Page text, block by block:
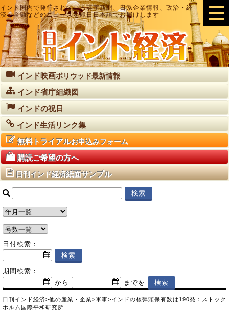
インド国内で発行されている英字新聞、日系企業情報、政治・経
済・金融などのニュースを即日日本語でお届けします
インド映画ボリウッド最新情報
インド省庁組織図
インドの祝日
インド生活リンク集
無料トライアルお申込みフォーム
購読ご希望の方へ
日刊インド経済紙面サンプル
日付検索：
期間検索：
から
までを
日刊インド経済>他の産業・企業>軍事>インドの核弾頭保有数は190発：ストック
ホルム国際平和研究所